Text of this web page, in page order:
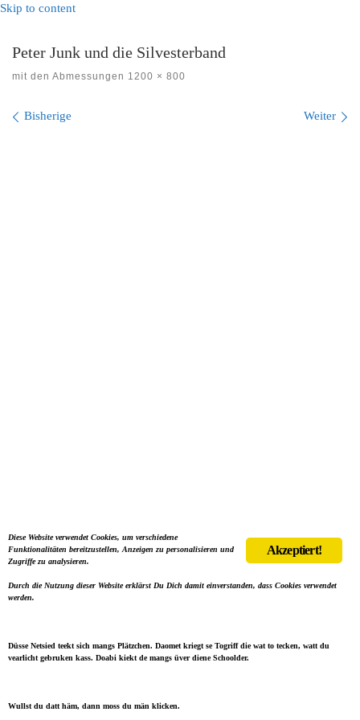
Skip to content
Peter Junk und die Silvesterband
mit den Abmessungen 1200 × 800
Bilder Navigation
Bisherige Weiter
Akzeptiert!
Diese Website verwendet Cookies, um verschiedene
Funktionalitäten bereitzustellen, Anzeigen zu personalisieren und
Zugriffe zu analysieren.
Durch die Nutzung dieser Website erklärst Du Dich damit einverstanden, dass Cookies verwendet
werden.
Düsse Netsied teekt sich mangs Plätzchen. Daomet kriegt se Togriff die wat to tecken, watt du
vearlicht gebruken kass. Doabi kiekt de mangs üver diene Schoolder.
Wullst du datt häm, dann moss du män klicken.